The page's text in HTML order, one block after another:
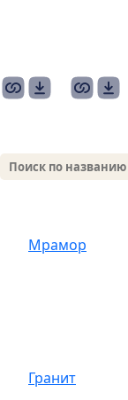
15930-
2800х1920х20.jpg
15931-
Мрамор
Гранит